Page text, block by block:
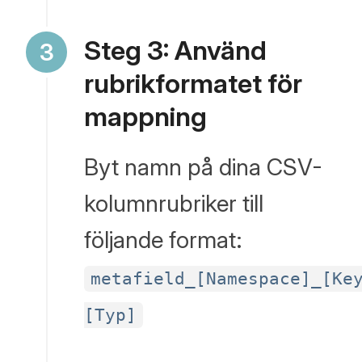
Anpassade
fält
som
kolumner.
Steg 3: Använd
rubrikformatet för
mappning
Byt namn på dina CSV-
kolumnrubriker till
följande format:
[Typ]